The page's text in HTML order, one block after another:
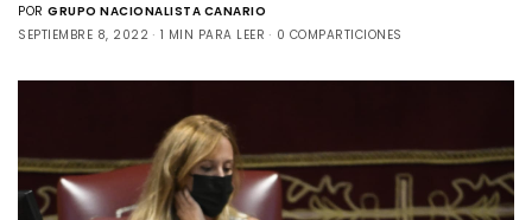
POR GRUPO NACIONALISTA CANARIO
SEPTIEMBRE 8, 2022
1 MIN PARA LEER 0 COMPARTICIONES